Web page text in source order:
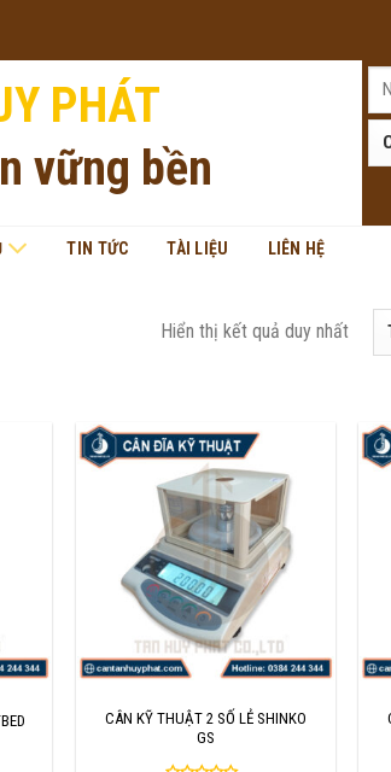
PHÁT
vững bền
TIN TỨC TÀI LIỆU LIÊN HỆ
Hiển thị kết quả duy nhất
+
CÂN KỸ THUẬT 2 SỐ LẺ SHINKO
GS